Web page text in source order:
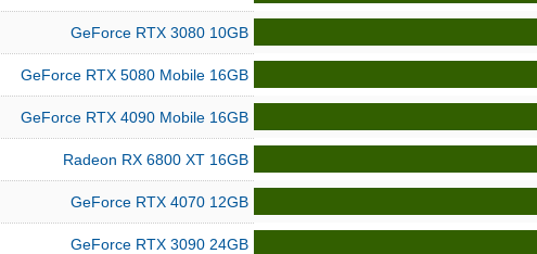
GeForce RTX 3080 10GB
GeForce RTX 5080 Mobile 16GB
GeForce RTX 4090 Mobile 16GB
Radeon RX 6800 XT 16GB
GeForce RTX 4070 12GB
GeForce RTX 3090 24GB